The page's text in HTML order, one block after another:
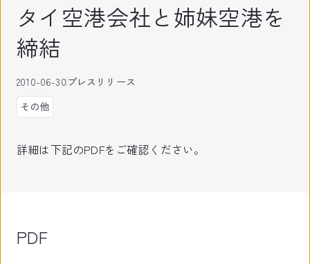
タイ空港会社と姉妹空港を
締結
2010-06-30プレスリリース
その他
詳細は下記のPDFをご確認ください。
PDF